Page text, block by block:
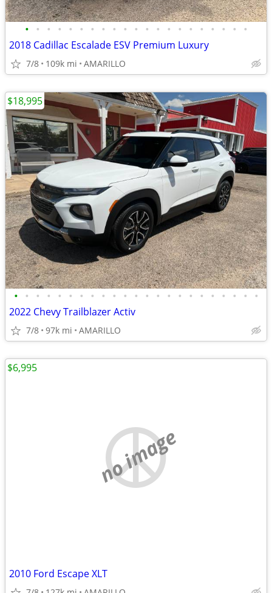
• • • • • • • • • • • • • • • • • • • • •
2018 Cadillac Escalade ESV Premium Luxury
7/8 109k mi AMARILLO
• • • • • • • • • • • • • • • • • • • • • • •
2022 Chevy Trailblazer Activ
7/8 97k mi AMARILLO
$18,995
no image
2010 Ford Escape XLT
$6,995